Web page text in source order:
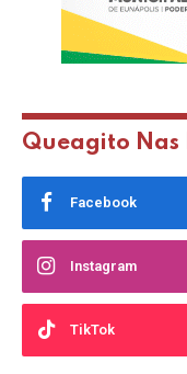
Queagito Nas
Facebook
Instagram
TikTok